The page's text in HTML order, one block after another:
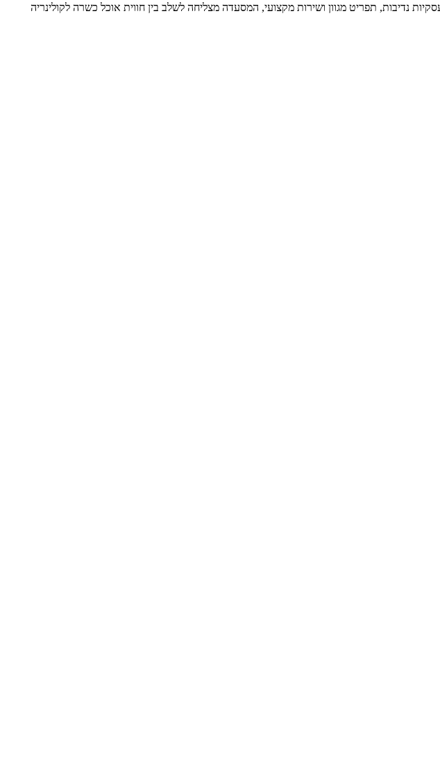
נדיבות, תפריט מגוון ושירות מקצועי, המסעדה מצליחה לשלב בין חווית אוכל כשרה לקולינריה